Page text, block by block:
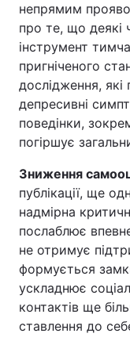
непрямим
про те, що деякі
інструмент
пригніченого
дослідження, які
депресивні
поведінки,
погіршує
Зниження
публікації, ще
надмірна
послаблює
не отримує
формується
ускладнює
контактів ще
ставлення до